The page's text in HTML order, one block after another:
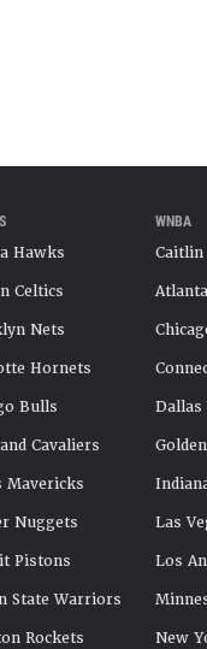
Hawks
Celtics
Nets
Hornets
Bulls
Cavaliers
Mavericks
Nuggets
Pistons
State Warriors
Rockets
WNBA
Caitlin
Dallas
Las
Los
New